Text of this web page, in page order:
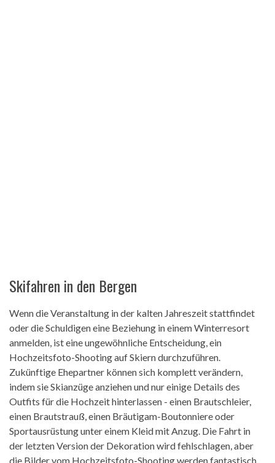
Skifahren in den Bergen
Wenn die Veranstaltung in der kalten Jahreszeit stattfindet
oder die Schuldigen eine Beziehung in einem Winterresort
anmelden, ist eine ungewöhnliche Entscheidung, ein
Hochzeitsfoto-Shooting auf Skiern durchzuführen.
Zukünftige Ehepartner können sich komplett verändern,
indem sie Skianzüge anziehen und nur einige Details des
Outfits für die Hochzeit hinterlassen - einen Brautschleier,
einen Brautstrauß, einen Bräutigam-Boutonniere oder
Sportausrüstung unter einem Kleid mit Anzug. Die Fahrt in
der letzten Version der Dekoration wird fehlschlagen, aber
die Bilder vom Hochzeitsfoto-Shooting werden fantastisch